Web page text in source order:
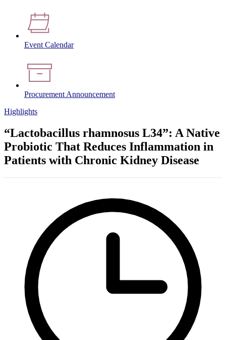
Event Calendar
Procurement Announcement
Highlights
“Lactobacillus rhamnosus L34”: A Native
Probiotic That Reduces Inflammation in
Patients with Chronic Kidney Disease